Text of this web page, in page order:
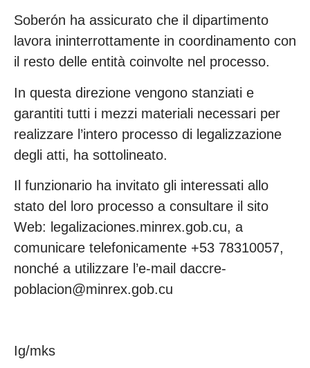
Soberón ha assicurato che il dipartimento
lavora ininterrottamente in coordinamento con
il resto delle entità coinvolte nel processo.
In questa direzione vengono stanziati e
garantiti tutti i mezzi materiali necessari per
realizzare l’intero processo di legalizzazione
degli atti, ha sottolineato.
Il funzionario ha invitato gli interessati allo
stato del loro processo a consultare il sito
Web: legalizaciones.minrex.gob.cu, a
comunicare telefonicamente +53 78310057,
nonché a utilizzare l’e-mail daccre-
poblacion@minrex.gob.cu
Ig/mks